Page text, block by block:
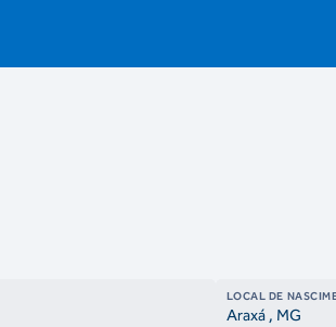
LOCAL DE
Araxá , MG